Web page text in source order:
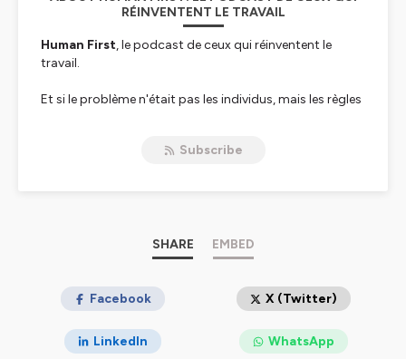
RÉINVENTENT LE TRAVAIL
Human First, le podcast de ceux qui réinventent le
travail.
Et si le problème n'était pas les individus, mais les règles
Pourquoi certaines entreprises créent-elles de
construire des organisations où chacun peut réellement
Cécile Chapronpart à la rencontre de dirigeants, DRH,
expérimentent de nouvelles façons de travailler.
Subscribe
SHARE EMBED
Facebook X (Twitter)
LinkedIn WhatsApp